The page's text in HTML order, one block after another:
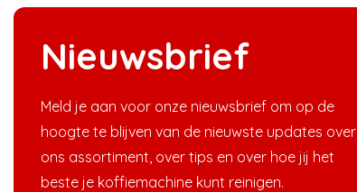
Nieuwsbrief
Meld je aan voor onze nieuwsbrief om op de
hoogte te blijven van de nieuwste updates over
ons assortiment, over tips en over hoe jij het
beste je koffiemachine kunt reinigen.